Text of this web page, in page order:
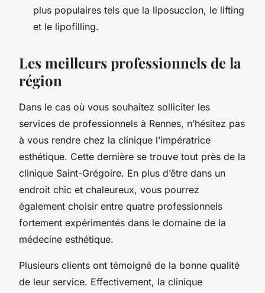
plus populaires tels que la liposuccion, le lifting
et le lipofilling.
Les meilleurs professionnels de la
région
Dans le cas où vous souhaitez solliciter les
services de professionnels à Rennes, n’hésitez pas
à vous rendre chez la clinique l’impératrice
esthétique. Cette dernière se trouve tout près de la
clinique Saint-Grégoire. En plus d’être dans un
endroit chic et chaleureux, vous pourrez
également choisir entre quatre professionnels
fortement expérimentés dans le domaine de la
médecine esthétique.
Plusieurs clients ont témoigné de la bonne qualité
de leur service. Effectivement, la clinique